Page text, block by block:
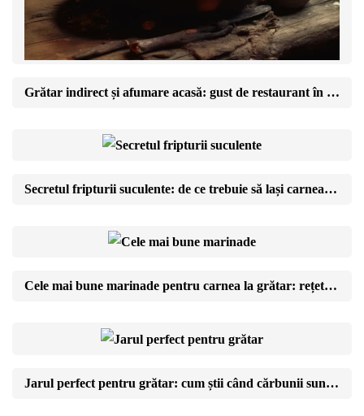
Grătar indirect și afumare acasă: gust de restaurant în curtea ta
Secretul fripturii suculente: de ce trebuie să lași carnea să se odihnească
Cele mai bune marinade pentru carnea la grătar: rețete și reguli de aur
Jarul perfect pentru grătar: cum știi când cărbunii sunt gata (testul cu mâna)